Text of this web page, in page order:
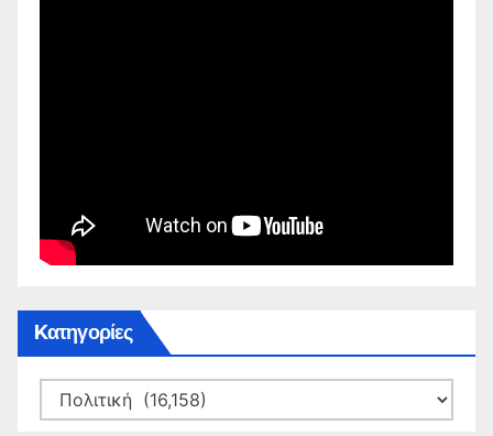
Kατηγορίες
Kατηγορίες